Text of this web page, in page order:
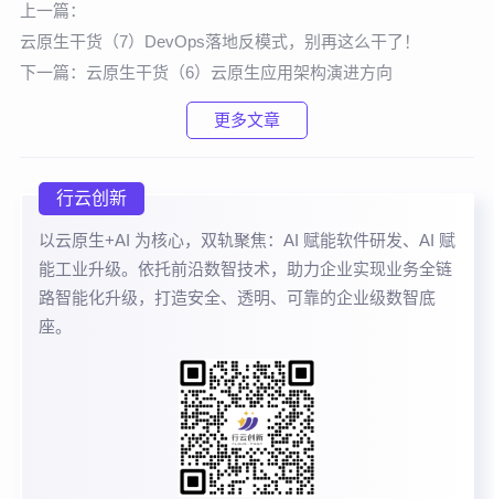
上一篇：
云原生干货（7）DevOps落地反模式，别再这么干了！
下一篇： 云原生干货（6）云原生应用架构演进方向
更多文章
行云创新
以云原生+AI 为核心，双轨聚焦：AI 赋能软件研发、AI 赋
能工业升级。依托前沿数智技术，助力企业实现业务全链
路智能化升级，打造安全、透明、可靠的企业级数智底
座。